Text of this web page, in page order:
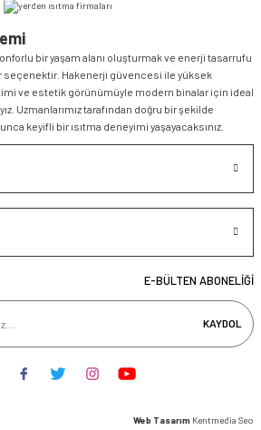
bir yaşam alanı oluşturmak ve enerji tasarrufu
Hakenerji güvencesi ile yüksek
ve estetik görünümüyle modern binalar için ideal
Uzmanlarımız tarafından doğru bir şekilde
keyifli bir ısıtma deneyimi yaşayacaksınız.
E-BÜLTEN ABONELİĞİ
KAYDOL
Web Tasarım Kentmedia Seo